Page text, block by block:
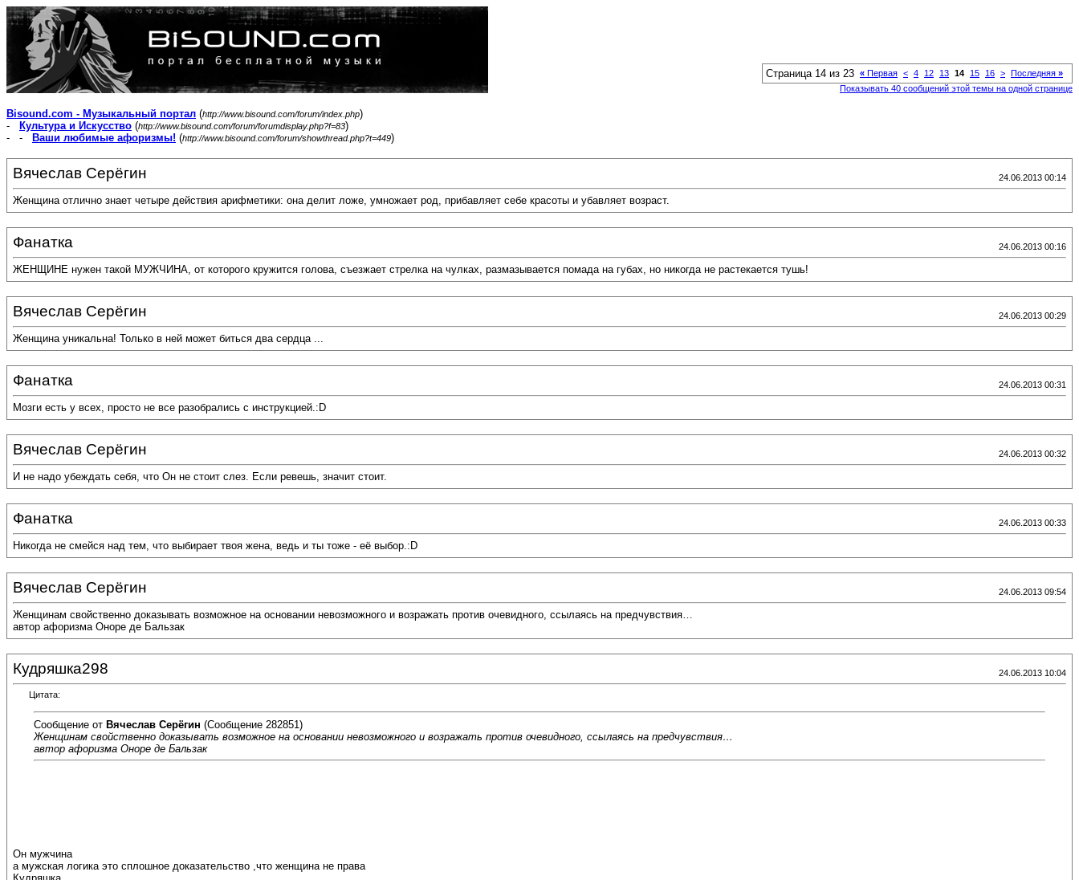
Страница 14 из 23 « Первая < 4 12 13 14 15 16 > Последняя »
Показывать 40 сообщений этой темы на одной странице
Bisound.com - Музыкальный портал (http://www.bisound.com/forum/index.php)
-
Культура и Искусство (http://www.bisound.com/forum/forumdisplay.php?f=83)
- -
Ваши любимые афоризмы! (http://www.bisound.com/forum/showthread.php?t=449)
Вячеслав Серёгин 24.06.2013 00:14
Женщина отлично знает четыре действия арифметики: она делит ложе, умножает род, прибавляет себе красоты и убавляет возраст.
Фанатка 24.06.2013 00:16
ЖЕНЩИНЕ нужен такой МУЖЧИНА, от которого кружится голова, съезжает стрелка на чулках, размазывается помада на губах, но никогда не растекается тушь!
Вячеслав Серёгин 24.06.2013 00:29
Женщина уникальна! Только в ней может биться два сердца ...
Фанатка 24.06.2013 00:31
Мозги есть у всех, просто не все разобрались с инструкцией.:D
Вячеслав Серёгин 24.06.2013 00:32
И не надо убеждать себя, что Он не стоит слез. Если ревешь, значит стоит.
Фанатка 24.06.2013 00:33
Никогда не смейся над тем, что выбирает твоя жена, ведь и ты тоже - её выбор.:D
Вячеслав Серёгин 24.06.2013 09:54
Женщинам свойственно доказывать возможное на основании невозможного и возражать против очевидного, ссылаясь на предчувствия…
автор афоризма Оноре де Бальзак
Кудряшка298 24.06.2013 10:04
Цитата:
Сообщение от Вячеслав Серёгин (Сообщение 282851)
Женщинам свойственно доказывать возможное на основании невозможного и возражать против очевидного, ссылаясь на предчувствия…
автор афоризма Оноре де Бальзак
Он мужчина
а мужская логика это сплошное доказательство ,что женщина не права